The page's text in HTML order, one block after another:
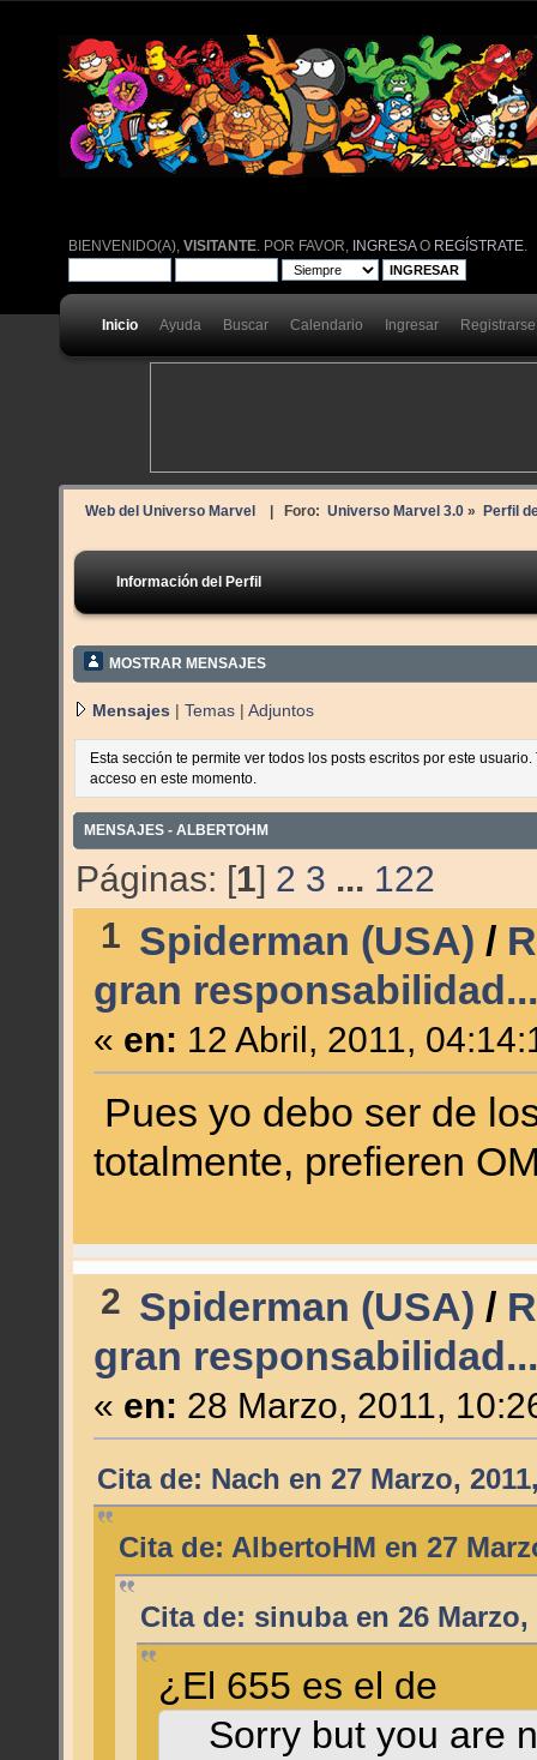
BIENVENIDO(A),VISITANTE . POR FAVOR, INGRESAO REGÍSTRATE
Inicio Ayuda Buscar Calendario Ingresar Registrarse
Web del Universo Marvel | Foro: Universo Marvel 3.0» Perfil
Información del Perfil
MOSTRAR MENSAJES
Mensajes | Temas | Adjuntos
Esta sección te permite ver todos los posts escritos por este
acceso en este momento.
MENSAJES - ALBERTOHM
Páginas: [1] 2 3 ... 122
1 Spiderman (USA) /
gran
« en: 12 Abril, 2011,
Pues yo debo ser de
totalmente, prefieren
2 Spiderman (USA) /
gran
« en: 28 Marzo, 2011,
Cita de: Nach en 27 Marzo,
Cita de: AlbertoHM en 27
Cita de: sinuba en 26 Marzo,
¿El 655 es el de
Sorry but you are